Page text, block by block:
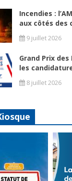
Incendies :
aux côtés des
9 juillet 2026
Grand Prix des
les
8 juillet 2026